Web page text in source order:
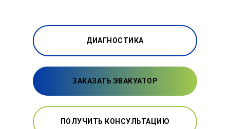
ДИАГНОСТИКА
ЗАКАЗАТЬ ЭВАКУАТОР
ПОЛУЧИТЬ КОНСУЛЬТАЦИЮ